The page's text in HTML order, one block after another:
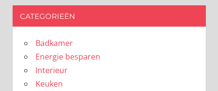
CATEGORIEËN
Badkamer
Energie besparen
Interieur
Keuken